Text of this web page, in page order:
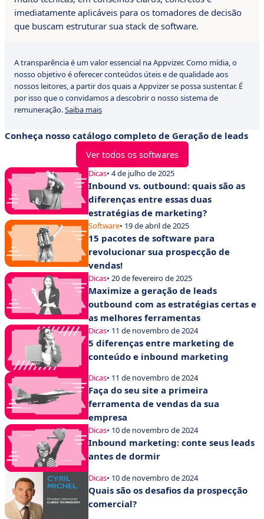
imediatamente aplicáveis para os tomadores de decisão
que buscam estruturar sua stack de software.
A transparência é um valor essencial na Appvizer. Como mídia, o
nosso objetivo é oferecer conteúdos úteis e de qualidade aos
nossos leitores, a partir dos quais a Appvizer se possa sustentar. É
por isso que o convidamos a descobrir o nosso sistema de
remuneração.Saiba mais
Conheça nosso catálogo completo de Geração de leads
Ver todos os softwares
Dicas• 4 de julho de 2025
Inbound vs. outbound: quais são as
diferenças entre essas duas
estratégias de marketing?
Software• 19 de abril de 2025
15 pacotes de software para
revolucionar sua prospecção de
vendas!
Dicas• 20 de fevereiro de 2025
Maximize a geração de leads
outbound com as estratégias certas e
as melhores ferramentas
Dicas• 11 de novembro de 2024
5 diferenças entre marketing de
conteúdo e inbound marketing
Dicas• 11 de novembro de 2024
Faça do seu site a primeira
ferramenta de vendas da sua
empresa
Dicas• 10 de novembro de 2024
Inbound marketing: conte seus leads
antes de dormir
Dicas• 10 de novembro de 2024
Quais são os desafios da prospecção
comercial?